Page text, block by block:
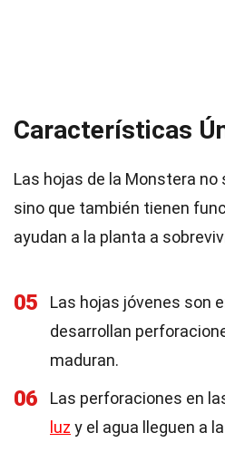
Características
Las hojas de la Monstera
sino que también tienen
ayudan a la planta a
05
Las hojas jóvenes son
desarrollan
maduran.
06
Las perforaciones en
luz y el agua lleguen a